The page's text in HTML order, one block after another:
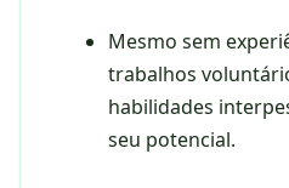
Mesmo sem
trabalhos
habilidades
seu potencial.